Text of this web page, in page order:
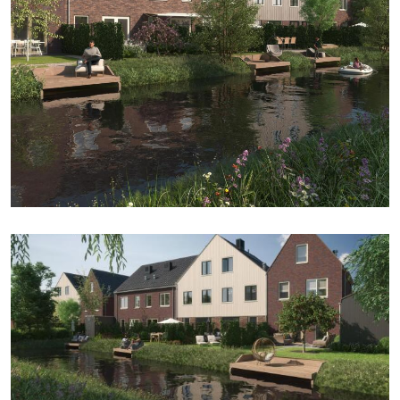
Inhoud
466 m³
Externe bergruimte
5 m²
INDELING
Aantal kamers 6 kamers (4 slaapkamers)
ENERGIE
Isolatie
Volledig geïsoleerd
BUITEN
Locatie Aan water en in woonwijk
BERGING